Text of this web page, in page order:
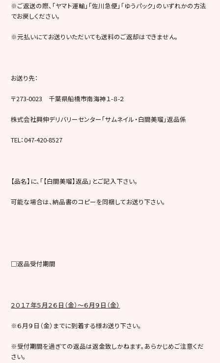
※ご返送の際、「ヤマト運輸」「佐川急便」「ゆうパック」のいずれかの方法
でお戻しください。
※元払いにてお送りいただいても送料のご返却はできません。
お送り先：
〒273-0023 千葉県船橋市南海神１-８-２
株式会社興伸デリバリーセンター「サムネイル・白間美瑠」返品係
TEL：047-420-8527
【品名】に、「【白間美瑠】返品」とご記入下さい。
可能な場合は、納品書のコピーを同梱してお送り下さい。
□返品受付期間
２０１７年５月２６ 日（金）～６月９ 日（金）
※６月９日（金）までに到着する様お送り下さい。
※受付期間を過ぎての返品は返金致しかねます。あらかじめご注意くだ
さい。